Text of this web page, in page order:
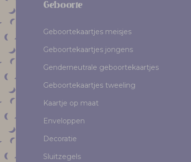
Geboorte
Geboortekaartjes meisjes
Geboortekaartjes jongens
Genderneutrale geboortekaartjes
Geboortekaartjes tweeling
Kaartje op maat
Enveloppen
Decoratie
Sluitzegels